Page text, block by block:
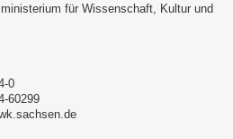
für Wissenschaft, Kultur und
0
60299